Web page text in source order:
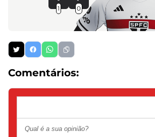
1 0
Comentários: